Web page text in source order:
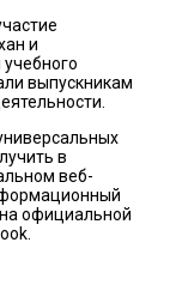
и
выпускникам
в
веб-
официальной